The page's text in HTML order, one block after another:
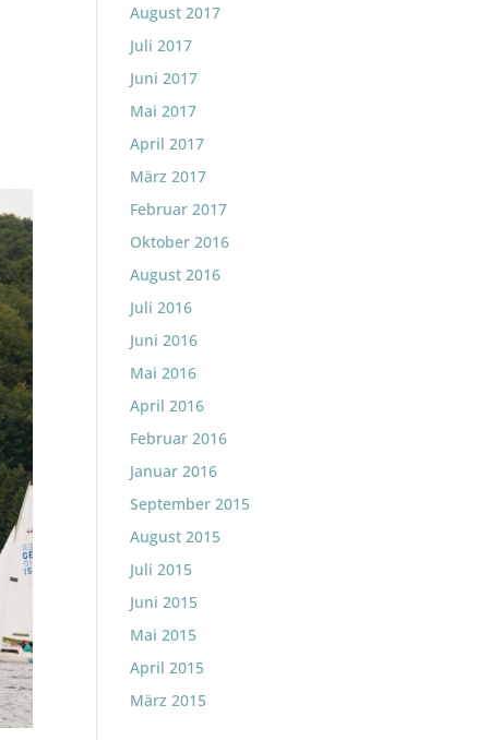
August 2017
Juli 2017
Juni 2017
Mai 2017
April 2017
März 2017
Februar 2017
Oktober 2016
August 2016
Juli 2016
Juni 2016
Mai 2016
April 2016
Februar 2016
Januar 2016
September 2015
August 2015
Juli 2015
Juni 2015
Mai 2015
April 2015
März 2015